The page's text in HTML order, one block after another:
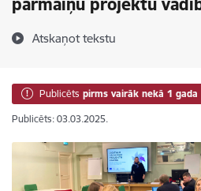
pārmaiņu projektu
Atskaņot tekstu
Publicēts pirms vairāk nekā 1 gada
Publicēts: 03.03.2025.